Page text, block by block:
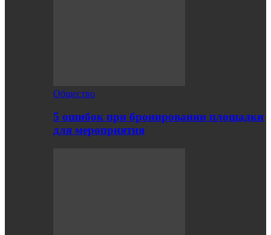
Общество
5 ошибок при бронировании площадки
для мероприятия